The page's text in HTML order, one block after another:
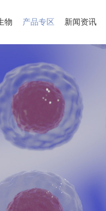
物 产品专区 新闻资讯